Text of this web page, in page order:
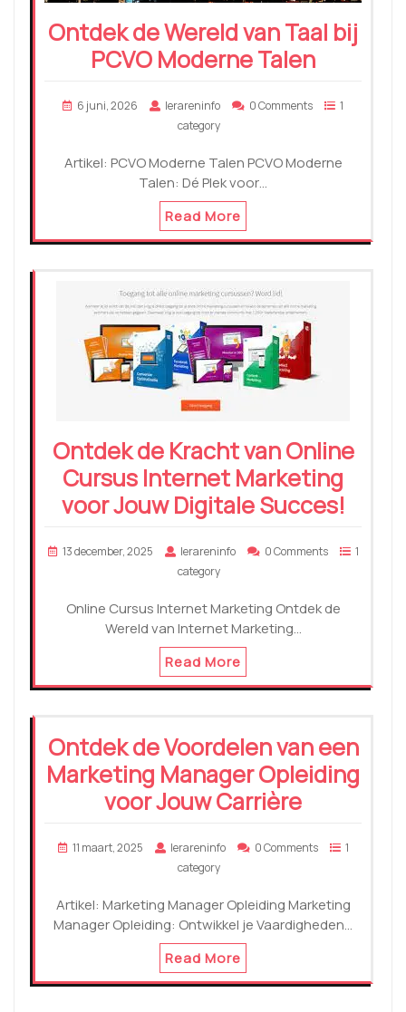
Ontdek de Wereld van Taal bij
PCVO Moderne Talen
6 juni, 2026 lerareninfo 0 Comments
1
category
Artikel: PCVO Moderne Talen PCVO Moderne
Talen: Dé Plek voor…
Read More
Ontdek de Kracht van Online
Cursus Internet Marketing
voor Jouw Digitale Succes!
13 december, 2025 lerareninfo 0 Comments
1
category
Online Cursus Internet Marketing Ontdek de
Wereld van Internet Marketing…
Read More
Ontdek de Voordelen van een
Marketing Manager Opleiding
voor Jouw Carrière
11 maart, 2025 lerareninfo 0 Comments
1
category
Artikel: Marketing Manager Opleiding Marketing
Manager Opleiding: Ontwikkel je Vaardigheden…
Read More